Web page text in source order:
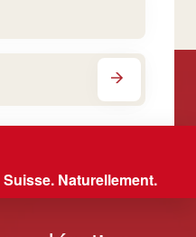
Suisse. Naturellement.